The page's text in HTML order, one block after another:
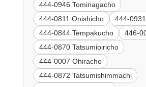
444-0946 Tominagacho
444-0811 Onishicho
444-
444-0844 Tempakucho
446-
444-0870 Tatsumioiricho
444-0007 Ohiracho
444-0872 Tatsumishimmachi